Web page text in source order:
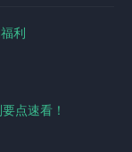
利
点速看！